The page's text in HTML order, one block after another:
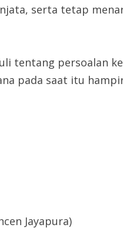
serta tetap
tentang persoalan
pada saat itu
Jayapura)